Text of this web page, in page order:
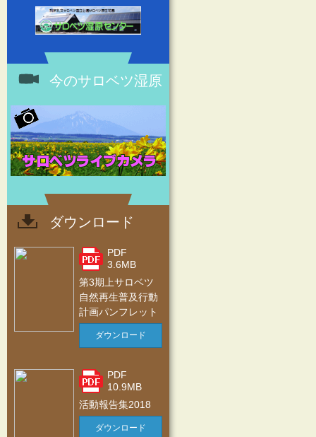
今のサロベツ湿原
ダウンロード
PDF
3.6MB
第3期上サロベツ
自然再生普及行動
計画パンフレット
ダウンロード
PDF
10.9MB
活動報告集2018
ダウンロード